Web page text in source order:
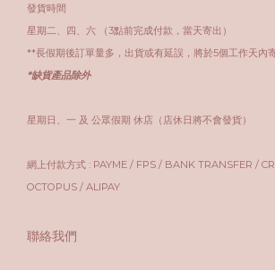
發貨時間
星期二、四、六 （3點前完成付款，當天寄出）
**長假期後訂單量多，出貨或有延誤，將於5個工作天內
*缺貨產品除外
星期日、一 及 公眾假期 休店（店休日將不會發貨）
網上付款方式 : PAYME / FPS / BANK TRANSFER /
OCTOPUS / ALIPAY
聯絡我們